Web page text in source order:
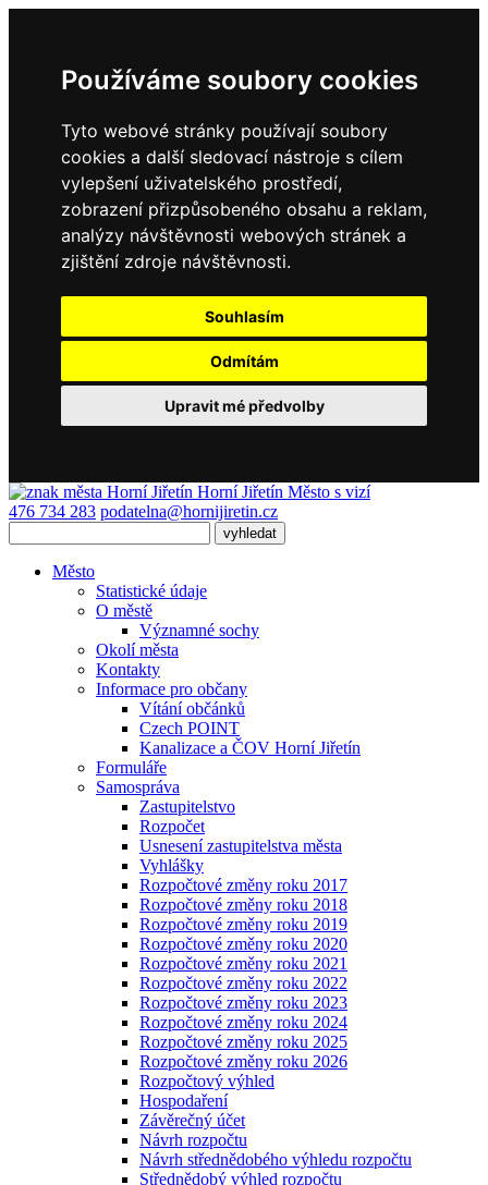
Používáme soubory cookies
Tyto webové stránky používají soubory
cookies a další sledovací nástroje s cílem
vylepšení uživatelského prostředí,
zobrazení přizpůsobeného obsahu a reklam,
analýzy návštěvnosti webových stránek a
zjištění zdroje návštěvnosti.
Souhlasím
Odmítám
Upravit mé předvolby
Horní Jiřetín Město s vizí
476 734 283 podatelna@hornijiretin.cz
Město
Statistické údaje
O městě
Významné sochy
Okolí města
Kontakty
Informace pro občany
Vítání občánků
Czech POINT
Kanalizace a ČOV Horní Jiřetín
Formuláře
Samospráva
Zastupitelstvo
Rozpočet
Usnesení zastupitelstva města
Vyhlášky
Rozpočtové změny roku 2017
Rozpočtové změny roku 2018
Rozpočtové změny roku 2019
Rozpočtové změny roku 2020
Rozpočtové změny roku 2021
Rozpočtové změny roku 2022
Rozpočtové změny roku 2023
Rozpočtové změny roku 2024
Rozpočtové změny roku 2025
Rozpočtové změny roku 2026
Rozpočtový výhled
Hospodaření
Závěrečný účet
Návrh rozpočtu
Návrh střednědobého výhledu rozpočtu
Střednědobý výhled rozpočtu